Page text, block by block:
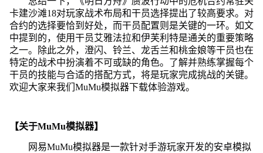
卡建沙滩18对玩家战术布局和干员选择提出了较高要求。对
合约的选择要恰到好处，而干员配置则是关键的一环。如文
中提到的，使用干员艾雅法拉和伊芙利特是通关的重要策略
之一。除此之外，澄闪、铃兰、龙舌兰和桃金娘等干员也在
特定的战术中扮演着不可或缺的角色。了解并熟练掌握每个
干员的技能与合适的搭配方式，将是玩家完成挑战的关键。
欢迎大家来我们MuMu模拟器下载体验游戏。
【关于MuMu模拟器】
网易MuMu模拟器是一款针对手游玩家开发的安卓模拟